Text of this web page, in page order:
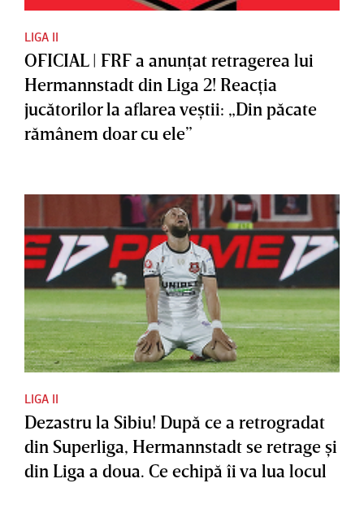
LIGA II
OFICIAL | FRF a anunţat retragerea lui
Hermannstadt din Liga 2! Reacţia
jucătorilor la aflarea veştii: „Din păcate
rămânem doar cu ele”
LIGA II
Dezastru la Sibiu! După ce a retrogradat
din Superliga, Hermannstadt se retrage şi
din Liga a doua. Ce echipă îi va lua locul